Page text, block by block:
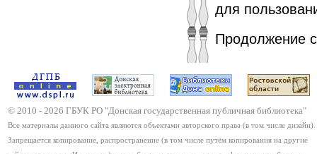
для
Продолжение
© 2010 - 2026 ГБУК РО "Донская государственная публичная библиотека"
Все материалы данного сайта являются объектами авторского права (в том числе дизайн).
Запрещается копирование, распространение (в том числе путём копирования на другие